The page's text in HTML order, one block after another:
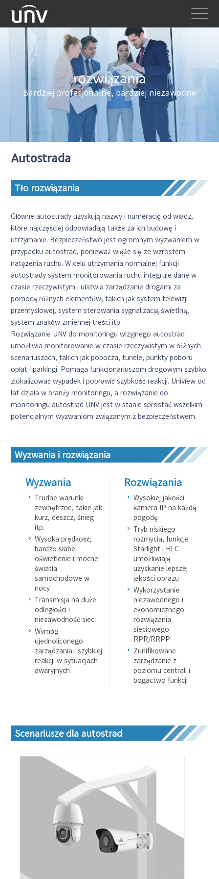
rozwiązania
Bardziej profesjonalne, bardziej niezawodne
Autostrada
Tło rozwiązania
Główne autostrady uzyskują nazwy i numerację od władz,
które najczęściej odpowiadają także za ich budowę i
utrzymanie. Bezpieczeństwo jest ogromnym wyzwaniem w
przypadku autostrad, ponieważ wiąże się ze wzrostem
natężenia ruchu. W celu utrzymania normalnej funkcji
autostrady system monitorowania ruchu integruje dane w
czasie rzeczywistym i ułatwia zarządzanie drogami za
pomocą różnych elementów, takich jak system telewizji
przemysłowej, system sterowania sygnalizacją świetlną,
system znaków zmiennej treści itp.
Rozwiązanie UNV do monitoringu wizyjnego autostrad
umożliwia monitorowanie w czasie rzeczywistym w różnych
scenariuszach, takich jak pobocza, tunele, punkty poboru
opłat i parkingi. Pomaga funkcjonariuszom drogowym szybko
zlokalizować wypadek i poprawić szybkość reakcji. Uniview od
lat działa w branży monitoringu, a rozwiązanie do
monitoringu autostrad UNV jest w stanie sprostać wszelkim
potencjalnym wyzwaniom związanym z bezpieczeństwem.
Wyzwania i rozwiązania
Wyzwania
Trudne warunki
zewnętrzne, takie jak
kurz, deszcz, śnieg
itp.
Wysoka prędkość;
bardzo słabe
oświetlenie i mocne
światła
samochodowe w
nocy
Transmisja na duże
odległości i
niezawodność sieci
Wymóg
ujednoliconego
zarządzania i szybkiej
reakcji w sytuacjach
awaryjnych
Rozwiązania
Wysokiej jakości
kamera IP na każdą
pogodę
Tryb niskiego
rozmycia, funkcje
Starlight i HLC
umożliwiają
uzyskanie lepszej
jakości obrazu
Wykorzystanie
niezawodnego i
ekonomicznego
rozwiązania
sieciowego
RPR/RRPP
Zunifikowane
zarządzanie z
poziomu centrali i
bogactwo funkcji
Scenariusze dla autostrad